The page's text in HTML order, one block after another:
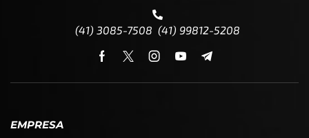
(41) 3085-7508 (41) 99812-5208
EMPRESA